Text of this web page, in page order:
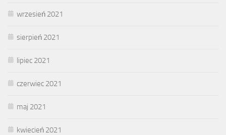
wrzesień 2021
sierpień 2021
lipiec 2021
czerwiec 2021
maj 2021
kwiecień 2021